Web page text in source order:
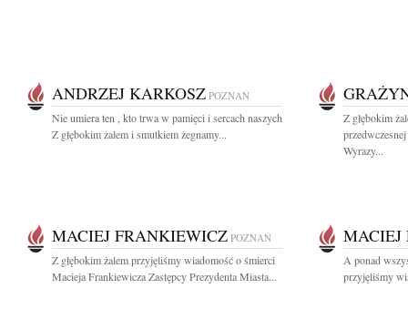
ANDRZEJ KARKOSZ POZNAŃ
Nie umiera ten , kto trwa w pamięci i sercach naszych
Z głębokim żalem i smutkiem żegnamy...
Z głębokim
Wyrazy...
MACIEJ FRANKIEWICZ POZNAŃ
Z głębokim żalem przyjęliśmy wiadomość o śmierci
Macieja Frankiewicza Zastępcy Prezydenta Miasta...
MACIEJ
A ponad
przyjęliśmy